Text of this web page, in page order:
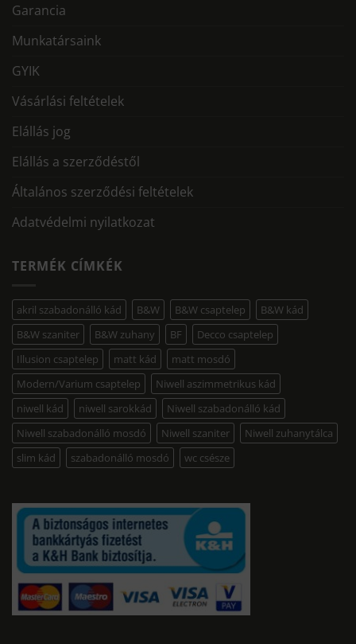
Garancia
Munkatársaink
GYIK
Vásárlási feltételek
Elállás jog
Elállás a szerződéstől
Általános szerződési feltételek
Adatvédelmi nyilatkozat
TERMÉK CÍMKÉK
akril szabadonálló kád B&W B&W csaptelep
B&W kád
B&W szaniter
B&W zuhany BF
Decco csaptelep
Illusion csaptelep
matt kád
matt mosdó
Modern/Varium csaptelep
Niwell aszimmetrikus kád
niwell kád
niwell sarokkád
Niwell szabadonálló kád
Niwell szabadonálló mosdó
Niwell szaniter
Niwell zuhanytálca
slim kád
szabadonálló mosdó wc csésze